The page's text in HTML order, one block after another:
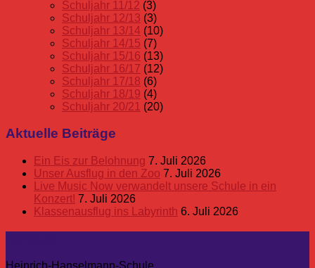
Schuljahr 11/12 (3)
Schuljahr 12/13 (3)
Schuljahr 13/14 (10)
Schuljahr 14/15 (7)
Schuljahr 15/16 (13)
Schuljahr 16/17 (12)
Schuljahr 17/18 (6)
Schuljahr 18/19 (4)
Schuljahr 20/21 (20)
Aktuelle Beiträge
Ein Eis zur Belohnung 7. Juli 2026
Unser Ausflug in den Zoo 7. Juli 2026
Live Music Now verwandelt unsere Schule in ein
Konzert! 7. Juli 2026
Klassenausflug ins Labyrinth 6. Juli 2026